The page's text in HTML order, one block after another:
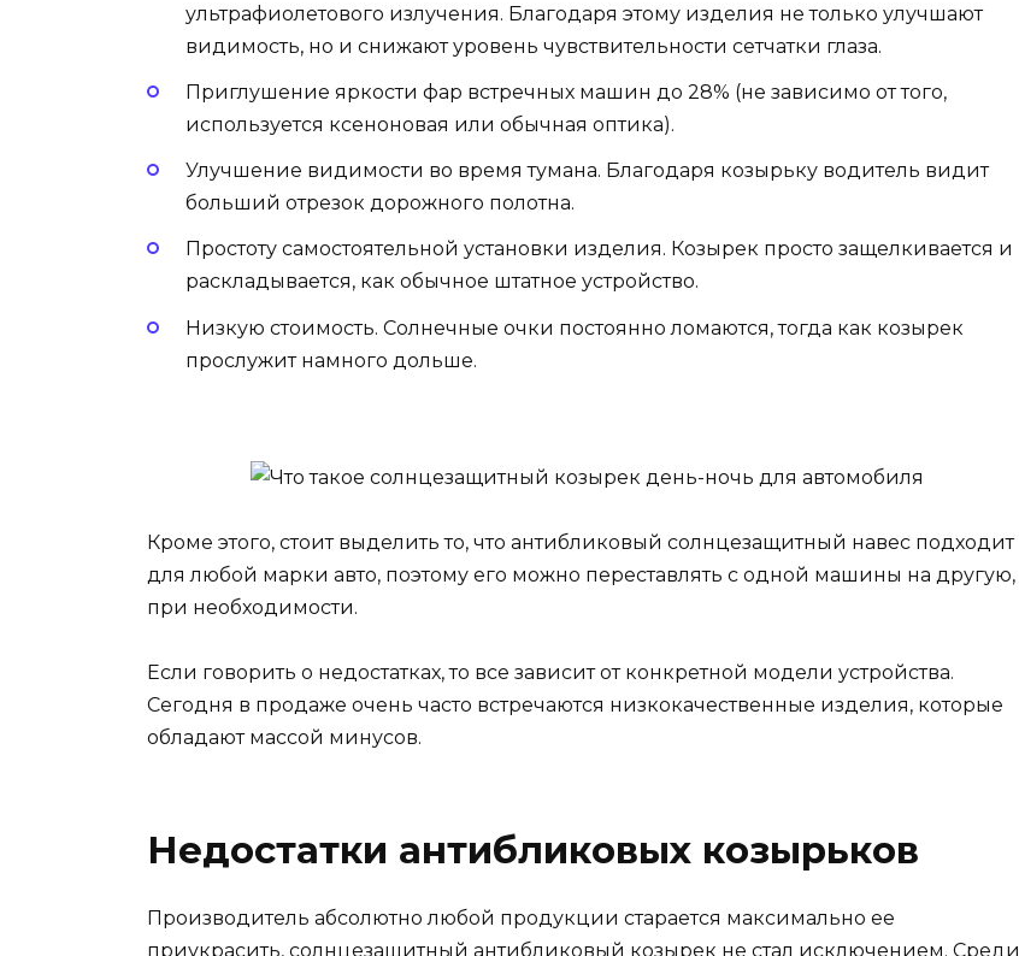
ультрафиолетового излучения. Благодаря этому изделия не только улучшают
видимость, но и снижают уровень чувствительности сетчатки глаза.
Приглушение яркости фар встречных машин до 28% (не зависимо от того,
используется ксеноновая или обычная оптика).
Улучшение видимости во время тумана. Благодаря козырьку водитель видит
больший отрезок дорожного полотна.
Простоту самостоятельной установки изделия. Козырек просто защелкивается и
раскладывается, как обычное штатное устройство.
Низкую стоимость. Солнечные очки постоянно ломаются, тогда как козырек
прослужит намного дольше.
Кроме этого, стоит выделить то, что антибликовый солнцезащитный навес подходит
для любой марки авто, поэтому его можно переставлять с одной машины на другую,
при необходимости.
Если говорить о недостатках, то все зависит от конкретной модели устройства.
Сегодня в продаже очень часто встречаются низкокачественные изделия, которые
обладают массой минусов.
Недостатки антибликовых козырьков
Производитель абсолютно любой продукции старается максимально ее
приукрасить, солнцезащитный антибликовый козырек не стал исключением. Среди